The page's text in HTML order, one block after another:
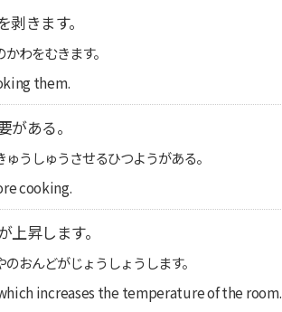
きます。
わをむきます。
them.
ある。
うしゅうさせるひつようがある。
cooking.
昇します。
おんどがじょうしょうします。
increases the temperature of the room.